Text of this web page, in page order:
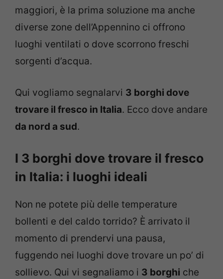
maggiori, è la prima soluzione ma anche
diverse zone dell’Appennino ci offrono
luoghi ventilati o dove scorrono freschi
sorgenti d’acqua.
Qui vogliamo segnalarvi 3 borghi dove
trovare il fresco in Italia. Ecco dove andare
da nord a sud.
I 3 borghi dove trovare il fresco
in Italia: i luoghi ideali
Non ne potete più delle temperature
bollenti e del caldo torrido? È arrivato il
momento di prendervi una pausa,
fuggendo nei luoghi dove trovare un po’ di
sollievo. Qui vi segnaliamo i 3 borghi che